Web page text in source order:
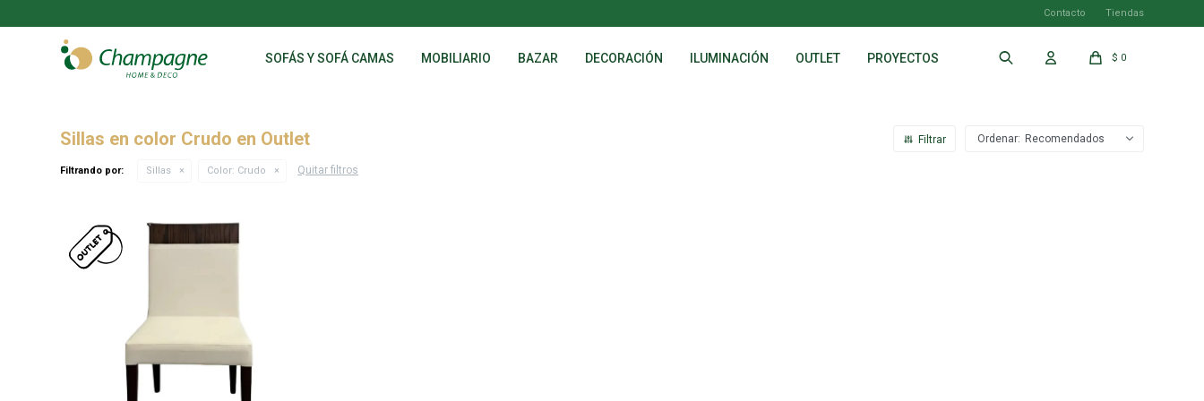
SOFÁS Y SOFÁ CAMAS MOBILIARIO BAZAR DECORACIÓN ILUMINACIÓN OUTLET PROYECTOS $ 0
Contacto Tiendas
Sillas en color Crudo en Outlet Recomendados
Filtrando por: Sillas Color: Crudo Quitar filtros